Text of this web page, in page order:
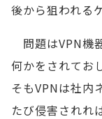
後から狙われる
問題はVPN機
何かをされてお
そもVPNは社内
たび侵害されれ